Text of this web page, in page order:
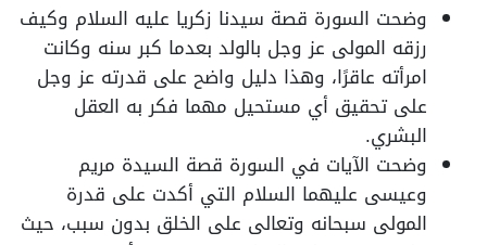
وضحت السورة قصة سيدنا زكريا عليه السلام وكيف
رزقه المولى عز وجل بالولد بعدما كبر سنه وكانت
امرأته عاقرًا، وهذا دليل واضح على قدرته عز وجل
على تحقيق أي مستحيل مهما فكر به العقل
البشري.
وضحت الآيات في السورة قصة السيدة مريم
وعيسى عليهما السلام التي أكدت على قدرة
المولى سبحانه وتعالى على الخلق بدون سبب، حيث